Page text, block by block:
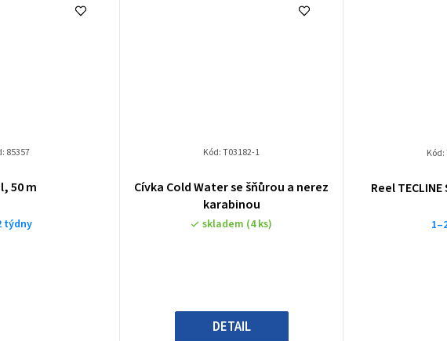
50 m
týdny
85357
Cívka Cold Water se šňůrou a nerez
karabinou
skladem (4 ks)
DETAIL
Kód:T03182-1
Reel
Kód: